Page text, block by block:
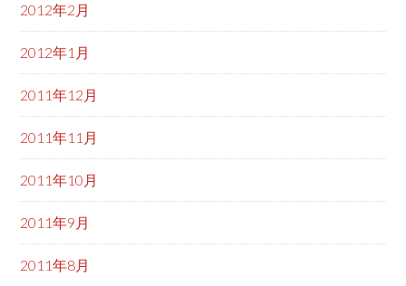
2012年2月
2012年1月
2011年12月
2011年11月
2011年10月
2011年9月
2011年8月